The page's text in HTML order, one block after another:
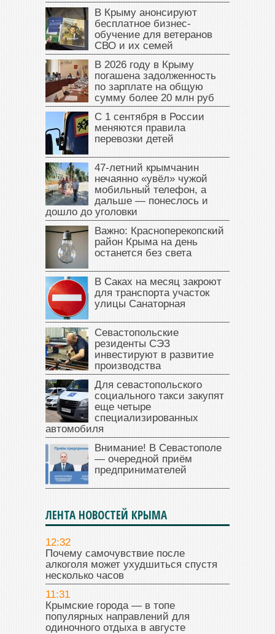
В Крыму анонсируют
бесплатное бизнес-
обучение для ветеранов
СВО и их семей
В 2026 году в Крыму
погашена задолженность
по зарплате на общую
сумму более 20 млн руб
С 1 сентября в России
меняются правила
перевозки детей
47‑летний крымчанин
нечаянно «увёл» чужой
мобильный телефон, а
дальше — понеслось и
дошло до уголовки
Важно: Красноперекопский
район Крыма на день
останется без света
В Саках на месяц закроют
для транспорта участок
улицы Санаторная
Севастопольские
резиденты СЭЗ
инвестируют в развитие
производства
Для севастопольского
социального такси закупят
еще четыре
специализированных
автомобиля
Внимание! В Севастополе
— очередной приём
предпринимателей
ЛЕНТА НОВОСТЕЙ КРЫМА
12:32
Почему самочувствие после
алкоголя может ухудшиться спустя
несколько часов
11:31
Крымские города — в топе
популярных направлений для
одиночного отдыха в августе